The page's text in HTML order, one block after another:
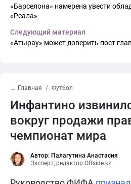
«Барселона» намерена увести
«Реала»
Следующий материал
«Атырау» может доверить пост
← Главная Футбол
Инфантино
вокруг продажи
чемпионат мира
Автор: Палагутина Анастасия
Эксперт, редактор Offside.kz